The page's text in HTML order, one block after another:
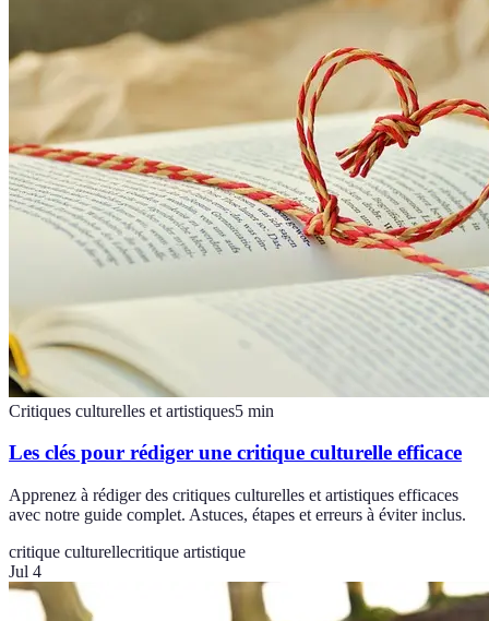
Critiques culturelles et artistiques5 min
Les clés pour rédiger une critique culturelle efficace
Apprenez à rédiger des critiques culturelles et artistiques efficaces
avec notre guide complet. Astuces, étapes et erreurs à éviter inclus.
critique culturellecritique artistique
Jul 4